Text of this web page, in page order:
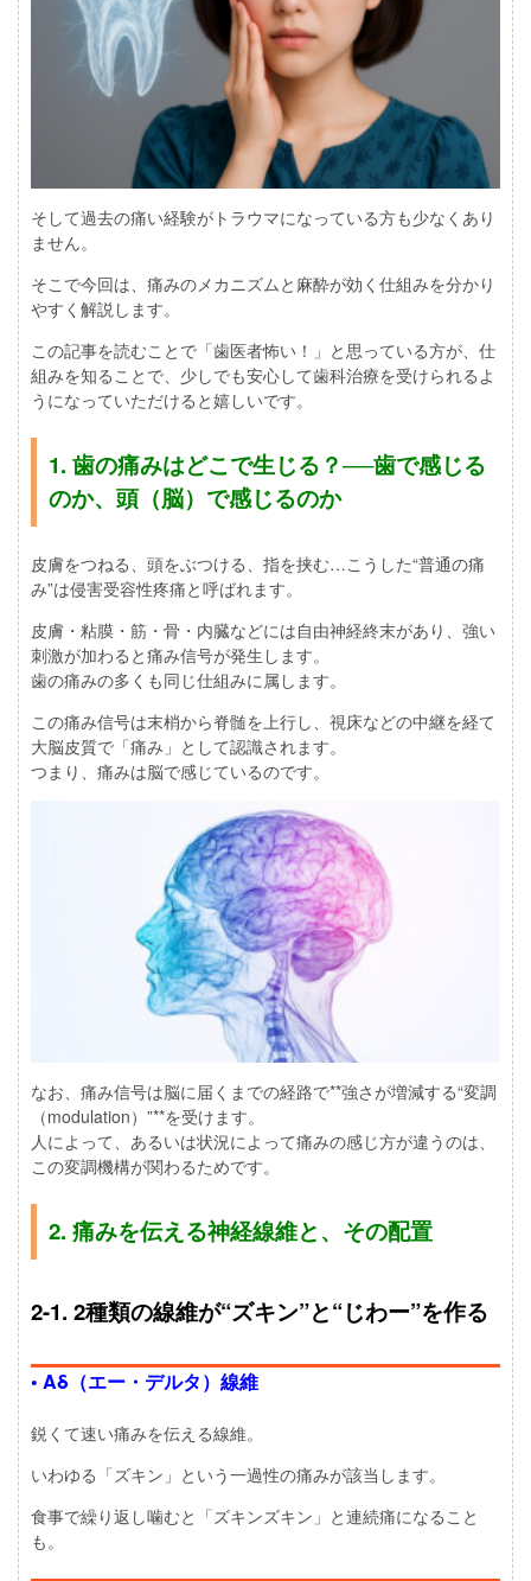
そして過去の痛い経験がトラウマになっている方も少なくあり
ません。
そこで今回は、痛みのメカニズムと麻酔が効く仕組みを分かり
やすく解説します。
この記事を読むことで「歯医者怖い！」と思っている方が、仕
組みを知ることで、少しでも安心して歯科治療を受けられるよ
うになっていただけると嬉しいです。
1. 歯の痛みはどこで生じる？──歯で感じる
のか、頭（脳）で感じるのか
皮膚をつねる、頭をぶつける、指を挟む…こうした“普通の痛
み”は侵害受容性疼痛と呼ばれます。
皮膚・粘膜・筋・骨・内臓などには自由神経終末があり、強い
刺激が加わると痛み信号が発生します。
歯の痛みの多くも同じ仕組みに属します。
この痛み信号は末梢から脊髄を上行し、視床などの中継を経て
大脳皮質で「痛み」として認識されます。
つまり、痛みは脳で感じているのです。
なお、痛み信号は脳に届くまでの経路で**強さが増減する“変調
（modulation）”**を受けます。
人によって、あるいは状況によって痛みの感じ方が違うのは、
この変調機構が関わるためです。
2. 痛みを伝える神経線維と、その配置
2-1. 2種類の線維が“ズキン”と“じわー”を作る
• Aδ（エー・デルタ）線維
鋭くて速い痛みを伝える線維。
いわゆる「ズキン」という一過性の痛みが該当します。
食事で繰り返し噛むと「ズキンズキン」と連続痛になること
も。